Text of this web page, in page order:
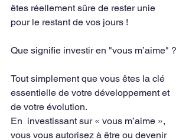
êtes réellement sûre de rester unie
pour le restant de vos jours !
Que signifie investir en "vous m’aime" ?
Tout simplement que vous êtes la clé
essentielle de votre développement et
de votre évolution.
En  investissant sur « vous m’aime »,
vous vous autorisez à être ou devenir